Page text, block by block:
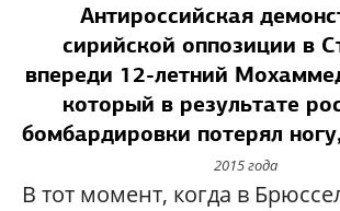
Антироссийская
сирийской оппозиции в
впереди 12-летний
который в результате
бомбардировки потерял
2015 года
В тот момент, когда в